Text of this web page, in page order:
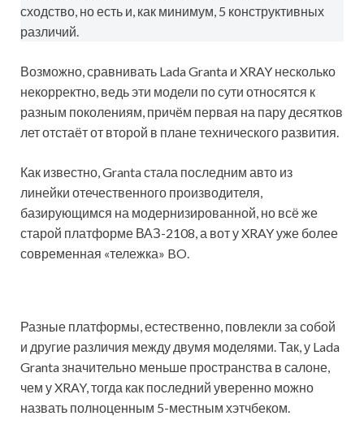
сходство, но есть и, как минимум, 5 конструктивных
различий.
Возможно, сравнивать Lada Granta и XRAY несколько
некорректно, ведь эти модели по сути относятся к
разным поколениям, причём первая на пару десятков
лет отстаёт от второй в плане технического развития.
Как известно, Granta стала последним авто из
линейки отечественного производителя,
базирующимся на модернизированной, но всё же
старой платформе ВАЗ-2108, а вот у XRAY уже более
современная «тележка» BO.
Разные платформы, естественно, повлекли за собой
и другие различия между двумя моделями. Так, у Lada
Granta значительно меньше пространства в салоне,
чем у XRAY, тогда как последний уверенно можно
назвать полноценным 5-местным хэтчбеком.